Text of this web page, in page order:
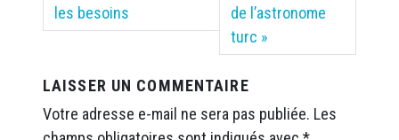
les besoins
de l’astronome
turc
LAISSER UN COMMENTAIRE
Votre adresse e-mail ne sera pas publiée. Les